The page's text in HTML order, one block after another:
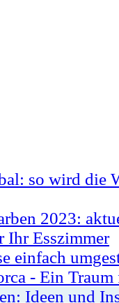
so wird die
2023:
Ihr Esszimmer
einfach
- Ein
Ideen und